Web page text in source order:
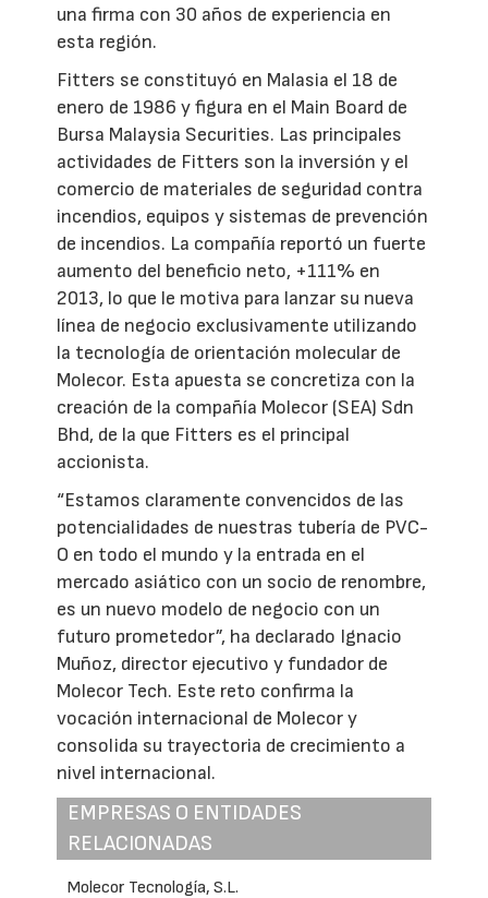
una firma con 30 años de experiencia en
esta región.
Fitters se constituyó en Malasia el 18 de
enero de 1986 y figura en el Main Board de
Bursa Malaysia Securities. Las principales
actividades de Fitters son la inversión y el
comercio de materiales de seguridad contra
incendios, equipos y sistemas de prevención
de incendios. La compañía reportó un fuerte
aumento del beneficio neto, +111% en
2013, lo que le motiva para lanzar su nueva
línea de negocio exclusivamente utilizando
la tecnología de orientación molecular de
Molecor. Esta apuesta se concretiza con la
creación de la compañía Molecor (SEA) Sdn
Bhd, de la que Fitters es el principal
accionista.
“Estamos claramente convencidos de las
potencialidades de nuestras tubería de PVC-
O en todo el mundo y la entrada en el
mercado asiático con un socio de renombre,
es un nuevo modelo de negocio con un
futuro prometedor”, ha declarado Ignacio
Muñoz, director ejecutivo y fundador de
Molecor Tech. Este reto confirma la
vocación internacional de Molecor y
consolida su trayectoria de crecimiento a
nivel internacional.
EMPRESAS O ENTIDADES
RELACIONADAS
Molecor Tecnología, S.L.